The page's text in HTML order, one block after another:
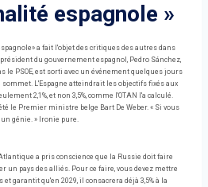
espagnole »
a fait l'objet des critiques des autres dans
du gouvernement espagnol, Pedro Sánchez,
le PSOE, est sorti avec un événement quelques jours
L'Espagne atteindrait les objectifs fixés aux
2,1%, et non 3,5%, comme l'OTAN l'a calculé.
le Premier ministre belge Bart De Weber. « Si vous
un génie. » Ironie pure.
a pris conscience que la Russie doit faire
un pays des alliés. Pour ce faire, vous devez mettre
garantit qu'en 2029, il consacrera déjà 3,5% à la